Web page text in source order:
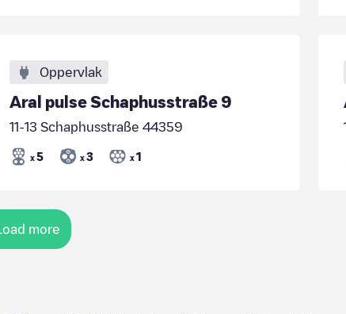
Oppervlak
Aral pulse Schaphusstraße 9
11-13 Schaphusstraße 44359
x 5 x 3 x 1
Load more